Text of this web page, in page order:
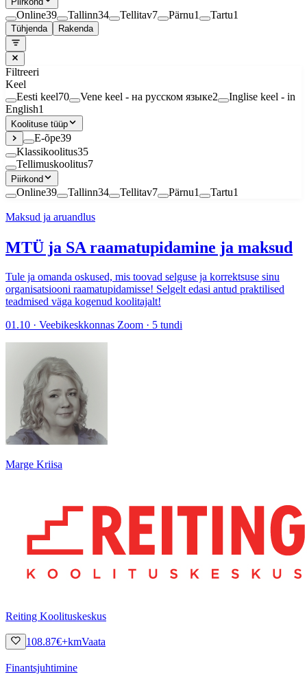
Online39 Tallinn34 Tellitav7 Pärnu1 Tartu1
Tühjenda Rakenda
Filtreeri
Keel
Eesti keel70 Vene keel - на русском языке2
Inglise keel - in
English1
Koolituse tüüp
E-õpe39
Klassikoolitus35
Tellimuskoolitus7
Piirkond
Online39 Tallinn34 Tellitav7 Pärnu1 Tartu1
Maksud ja aruandlus
MTÜ ja SA raamatupidamine ja maksud
Tule ja omanda oskused, mis toovad selguse ja korrektsuse sinu
organisatsiooni raamatupidamisse! Selgelt edasi antud praktilised
teadmised väga kogenud koolitajalt!
01.10 · Veebikeskkonnas Zoom · 5 tundi
Marge Kriisa
Reiting Koolituskeskus
108.87€+kmVaata
Finantsjuhtimine